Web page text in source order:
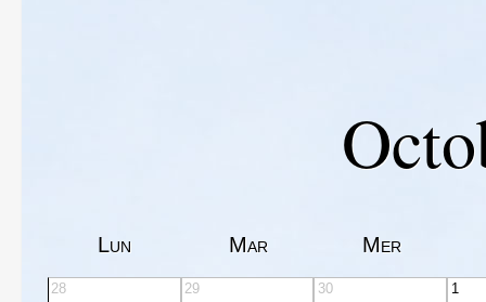
Lun Mar Mer
28 29 30
1